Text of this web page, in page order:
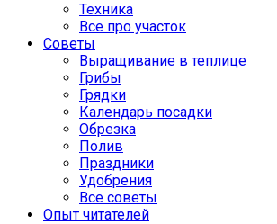
Техника
Все про участок
Советы
Выращивание в теплице
Грибы
Грядки
Календарь посадки
Обрезка
Полив
Праздники
Удобрения
Все советы
Опыт читателей